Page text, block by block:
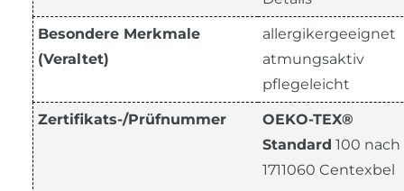
Besondere Merkmale
(Veraltet)
allergikergeeignet
atmungsaktiv
pflegeleicht
Zertifikats-/Prüfnummer
OEKO-TEX®
Standard 100 nach
1711060 Centexbel